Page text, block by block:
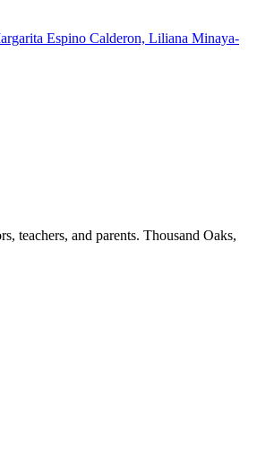
Espino Calderon, Liliana Minaya-
teachers, and parents. Thousand Oaks,